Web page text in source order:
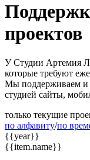
проектов
У Студии Артемия
которые требуют
Мы поддерживаем и
студией сайты,
только текущие
по алфавиту/по
{{year}}
{{item.name}}